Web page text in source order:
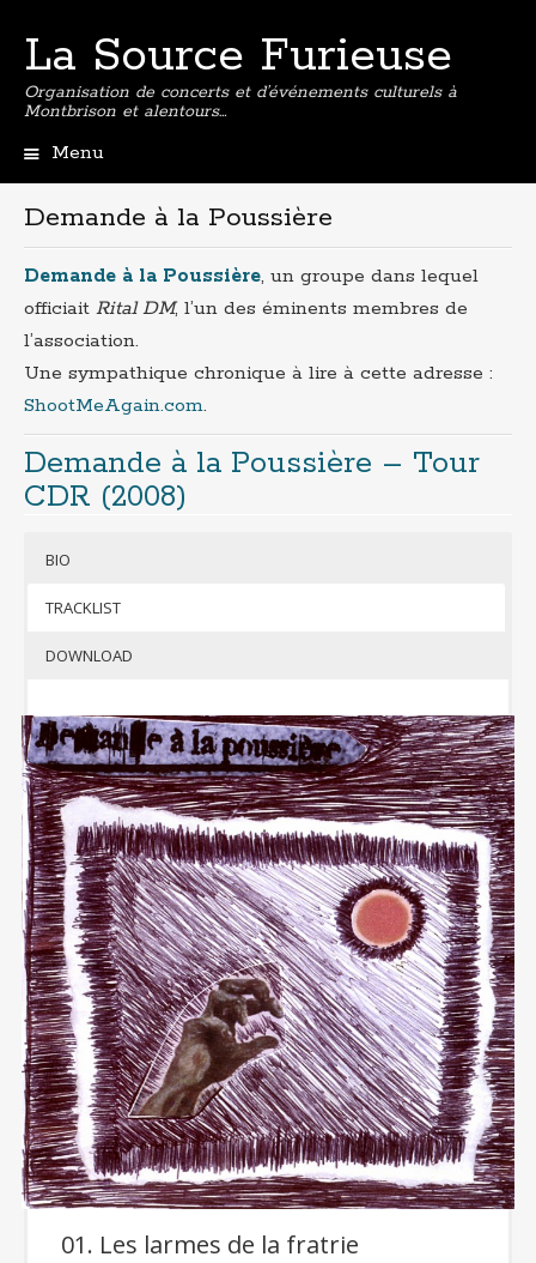
La Source Furieuse
Organisation de concerts et d’événements culturels à
Montbrison et alentours…
Menu
contenu
principal
Demande à la Poussière
Demande à la Poussière, un groupe dans lequel
officiait Rital DM, l’un des éminents membres de
l’association.
Une sympathique chronique à lire à cette adresse :
ShootMeAgain.com.
Demande à la Poussière – Tour
CDR (2008)
BIO
TRACKLIST
DOWNLOAD
D
emande à
la
Poussière
, un
groupe dans lequel
officiaitRital DM, l’un des
éminents membres de
l’association.
Une sympathique
chronique à lire à cette adresse :
ShootMeAgain.com.
01. Les larmes de la fratrie